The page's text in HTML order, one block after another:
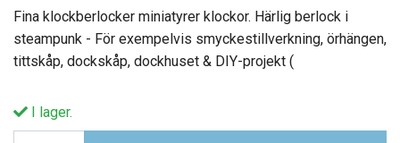
Fina klockberlocker miniatyrer klockor. Härlig berlock i
steampunk - För exempelvis smyckestillverkning, örhängen,
tittskåp, dockskåp, dockhuset & DIY-projekt (
I lager.